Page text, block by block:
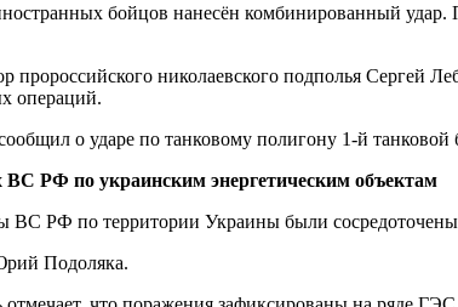
бойцов нанесён комбинированный
пророссийского николаевского подполья Сергей
операций.
о ударе по танковому полигону 1-й
ВС РФ по украинским энергетическим объектам
ВС РФ по территории Украины были сосредоточены
Подоляка.